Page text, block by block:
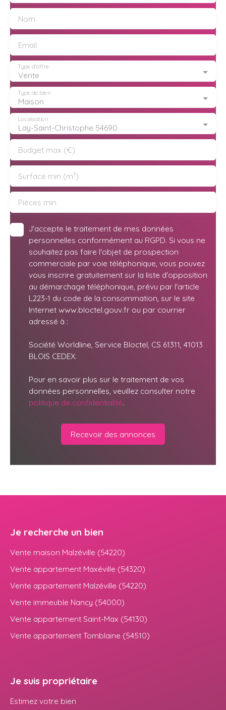
Nom
Email
Vente
Type d'offre
Maison
Type de bien
Lay-Saint-Christophe 54690
Localisation
Budget max (€)
Surface min (m²)
Pièces min
J'accepte le traitement de mes données
personnelles conformément au RGPD. Si vous ne
souhaitez pas faire l'objet de prospection
commerciale par voie téléphonique, vous pouvez
vous inscrire gratuitement sur la liste d'opposition
au démarchage téléphonique, prévu par l'article
L223-1 du code de la consommation, sur le site
Internet www.bloctel.gouv.fr ou par courrier
adressé à :
Société Worldline, Service Bloctel, CS 61311, 41013
BLOIS CEDEX.
Pour en savoir plus sur le traitement de vos
données personnelles, veuillez consulter notre
politique de confidentialité.
Recevoir des annonces
Je recherche un bien
Vente maison Malzéville (54220)
Vente appartement Maxéville (54320)
Vente appartement Malzéville (54220)
Vente immeuble Nancy (54000)
Vente appartement Saint-Max (54130)
Vente appartement Tomblaine (54510)
Je suis propriétaire
Estimez votre bien